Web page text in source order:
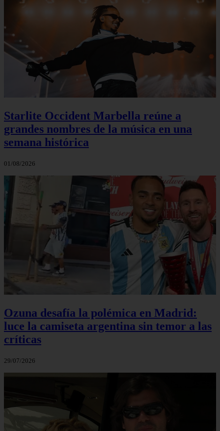
Starlite Occident Marbella reúne a
grandes nombres de la música en una
semana histórica
01/08/2026
Ozuna desafía la polémica en Madrid:
luce la camiseta argentina sin temor a las
críticas
29/07/2026